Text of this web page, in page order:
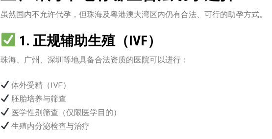
虽然国内不允许代孕，但珠海及粤港澳大湾区内仍有合法、可行的助孕方式。
1. 正规辅助生殖（IVF）
珠海、广州、深圳等地具备合法资质的医院可以进行：
体外受精（IVF）
胚胎培养与筛查
医学性别筛查（仅限医学目的）
生殖内分泌检查与治疗